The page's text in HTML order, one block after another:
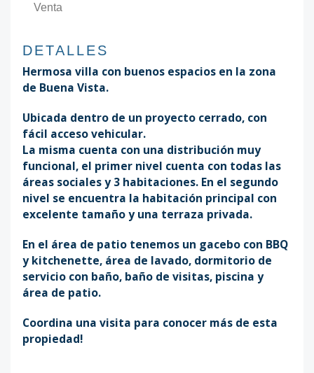
Venta
DETALLES
Hermosa villa con buenos espacios en la zona
de Buena Vista.
Ubicada dentro de un proyecto cerrado, con
fácil acceso vehicular.
La misma cuenta con una distribución muy
funcional, el primer nivel cuenta con todas las
áreas sociales y 3 habitaciones. En el segundo
nivel se encuentra la habitación principal con
excelente tamaño y una terraza privada.
En el área de patio tenemos un gacebo con BBQ
y kitchenette, área de lavado, dormitorio de
servicio con baño, baño de visitas, piscina y
área de patio.
Coordina una visita para conocer más de esta
propiedad!